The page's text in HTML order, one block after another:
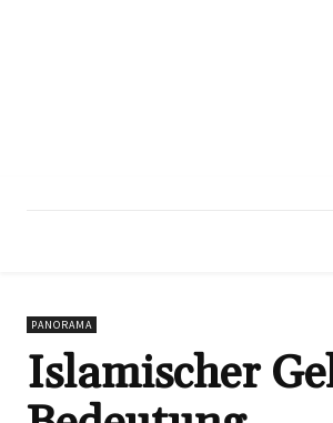
PANORAMA
Islamischer